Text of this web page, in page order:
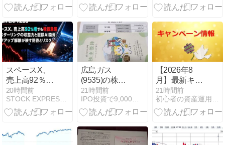
億円 通期予想
二輪の高収益
と円安が追い
風
マハ発動機
部持っていっ
た日
スペースX、
売上高92％増
でも株価急落
――スターリ
ンクの収益力
資、ロックア
ップ解除が映
20時間前
STOCK EXPRESS【株式特急】
広島ガス
(9535)の株主
優待で
Amazonギフ
トカード3,000
21時間前
IPO投資で9,000万円！IPOで勝つ株式投資
【2026年8
月】最新キャ
ンペーン更
新、夏休み、
キャンペーン
21時間前
初心者の資産運用計画 黒澤ファンド